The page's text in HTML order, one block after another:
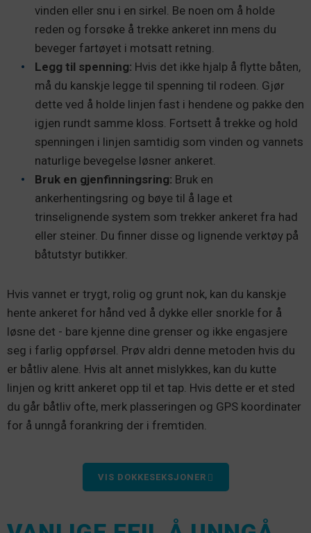
vinden eller snu i en sirkel. Be noen om å holde
reden og forsøke å trekke ankeret inn mens du
beveger fartøyet i motsatt retning.
Legg til spenning: Hvis det ikke hjalp å flytte båten,
må du kanskje legge til spenning til rodeen. Gjør
dette ved å holde linjen fast i hendene og pakke den
igjen rundt samme kloss. Fortsett å trekke og hold
spenningen i linjen samtidig som vinden og vannets
naturlige bevegelse løsner ankeret.
Bruk en gjenfinningsring: Bruk en
ankerhentingsring og bøye til å lage et
trinselignende system som trekker ankeret fra had
eller steiner. Du finner disse og lignende verktøy på
båtutstyr butikker.
Hvis vannet er trygt, rolig og grunt nok, kan du kanskje
hente ankeret for hånd ved å dykke eller snorkle for å
løsne det - bare kjenne dine grenser og ikke engasjere
seg i farlig oppførsel. Prøv aldri denne metoden hvis du
er båtliv alene. Hvis alt annet mislykkes, kan du kutte
linjen og kritt ankeret opp til et tap. Hvis dette er et sted
du går båtliv ofte, merk plasseringen og GPS koordinater
for å unngå forankring der i fremtiden.
VIS DOKKESEKSJONER